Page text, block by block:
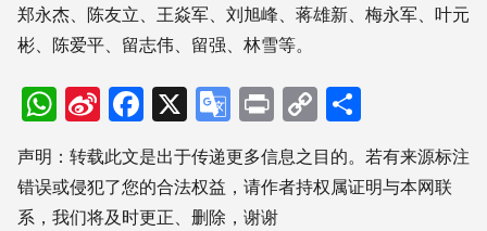
郑永杰、陈友立、王焱军、刘旭峰、蒋雄新、梅永军、叶元
彬、陈爱平、留志伟、留强、林雪等。
WhatsApp
Sina
Weibo
Facebook
X Google
Translate
PrintCopy
Link享
声明：转载此文是出于传递更多信息之目的。若有来源标注
错误或侵犯了您的合法权益，请作者持权属证明与本网联
系，我们将及时更正、删除，谢谢